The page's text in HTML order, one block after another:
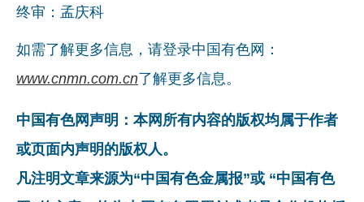
数字报
终审：孟庆科
如需了解更多信息，请登录中国有色网：
www.cnmn.com.cn了解更多信息。
中国有色网声明：本网所有内容的版权均属于作者
或页面内声明的版权人。
凡注明文章来源为“中国有色金属报”或 “中国有色